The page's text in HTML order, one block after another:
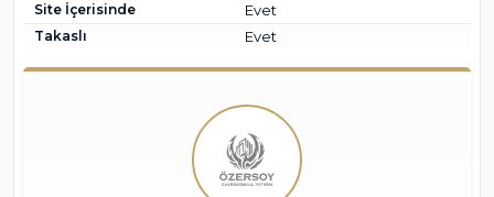
Site İçerisinde
Evet
Takaslı Evet